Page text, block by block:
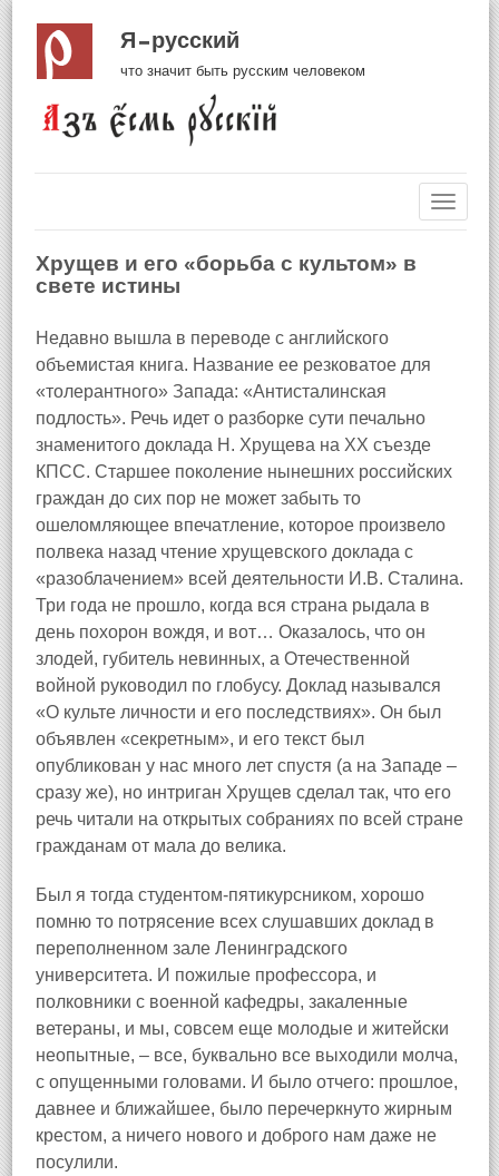
Я русский
что значит быть русским человеком
Хрущев и его «борьба с культом» в
свете истины
Недавно вышла в переводе с английского
объемистая книга. Название ее резковатое для
«толерантного» Запада: «Антисталинская
подлость». Речь идет о разборке сути печально
знаменитого доклада Н. Хрущева на XX съезде
КПСС. Старшее поколение нынешних российских
граждан до сих пор не может забыть то
ошеломляющее впечатление, которое произвело
полвека назад чтение хрущевского доклада с
«разоблачением» всей деятельности И.В. Сталина.
Три года не прошло, когда вся страна рыдала в
день похорон вождя, и вот… Оказалось, что он
злодей, губитель невинных, а Отечественной
войной руководил по глобусу. Доклад назывался
«О культе личности и его последствиях». Он был
объявлен «секретным», и его текст был
опубликован у нас много лет спустя (а на Западе –
сразу же), но интриган Хрущев сделал так, что его
речь читали на открытых собраниях по всей стране
гражданам от мала до велика.
Был я тогда студентом‑пятикурсником, хорошо
помню то потрясение всех слушавших доклад в
переполненном зале Ленинградского
университета. И пожилые профессора, и
полковники с военной кафедры, закаленные
ветераны, и мы, совсем еще молодые и житейски
неопытные, – все, буквально все выходили молча,
с опущенными головами. И было отчего: прошлое,
давнее и ближайшее, было перечеркнуто жирным
крестом, а ничего нового и доброго нам даже не
посулили.